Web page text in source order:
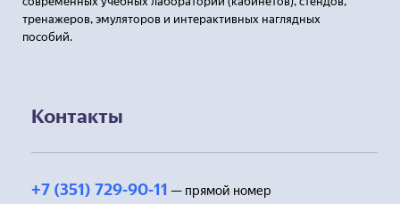
тренажеров, эмуляторов и интерактивных наглядных
пособий.
Контакты
+7 (351) 729-90-11 — прямой номер